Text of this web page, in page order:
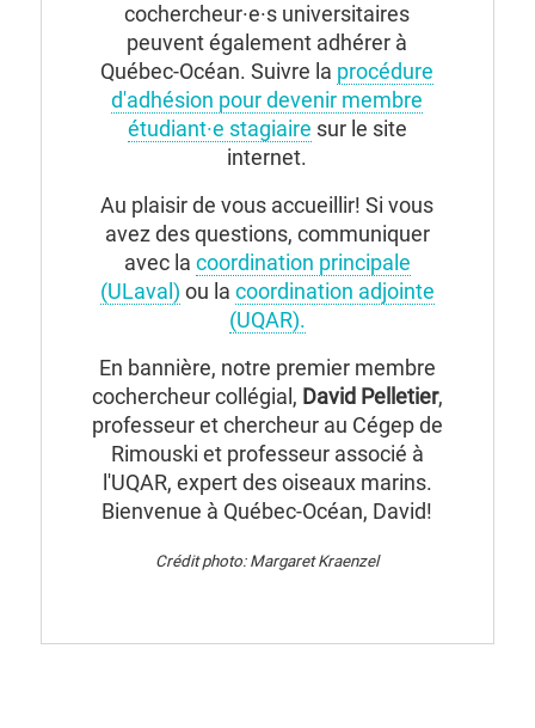
cochercheur·e·s universitaires
peuvent également adhérer à
Québec-Océan. Suivre la procédure
d'adhésion pour devenir membre
étudiant·e stagiaire sur le site
internet.
Au plaisir de vous accueillir! Si vous
avez des questions, communiquer
avec la coordination principale
(ULaval) ou la coordination adjointe
(UQAR).
En bannière, notre premier membre
cochercheur collégial, David Pelletier,
professeur et chercheur au Cégep de
Rimouski et professeur associé à
l'UQAR, expert des oiseaux marins.
Bienvenue à Québec-Océan, David!
Crédit photo: Margaret Kraenzel